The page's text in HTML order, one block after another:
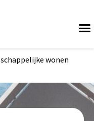
wonen